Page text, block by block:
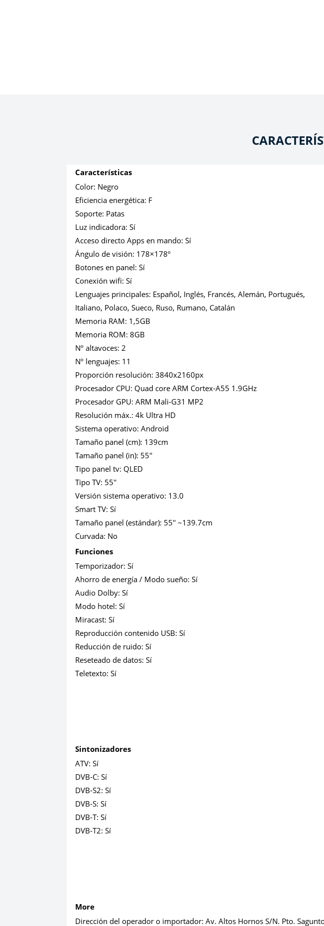
Características
Color: Negro
Eficiencia energética: F
Soporte: Patas
Luz indicadora:Sí
Acceso directo Apps en mando:Sí
Ángulo de visión: 178×178º
Botones en panel:Sí
Conexión wifi:Sí
Lenguajes principales: Español, Inglés, Francés, Alemán, Portugués,
Italiano, Polaco, Sueco, Ruso, Rumano, Catalán
Memoria RAM: 1,5GB
Memoria ROM:8GB
Nº altavoces:2
Nº lenguajes: 11
Proporción resolución:3840x2160px
Procesador CPU: Quad core ARM Cortex-A55 1.9GHz
Procesador GPU:ARM Mali-G31 MP2
Resolución máx.:4k Ultra HD
Sistema operativo:Android
Tamaño panel (cm): 139cm
Tamaño panel (in): 55''
Tipo panel tv: QLED
Tipo TV: 55''
Versión sistema operativo: 13.0
Smart TV:Sí
Tamaño panel (estándar): 55'' ~139.7cm
Curvada: No
Funciones
Temporizador:Sí
Ahorro de energía / Modo sueño:Sí
Audio Dolby:Sí
Modo hotel:Sí
Miracast:Sí
Reproducción contenido USB:Sí
Reducción de ruido:Sí
Reseteado de datos:Sí
Teletexto:Sí
Sintonizadores
ATV:Sí
DVB-C:Sí
DVB-S2:Sí
DVB-S:Sí
DVB-T:Sí
DVB-T2:Sí
More
Dirección del operador o importador:Av. Altos Hornos S/N. Pto.